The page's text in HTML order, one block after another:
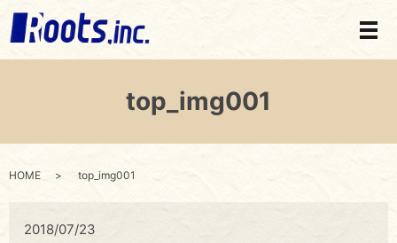
メ
top_img001
HOME top_img001
2018/07/23